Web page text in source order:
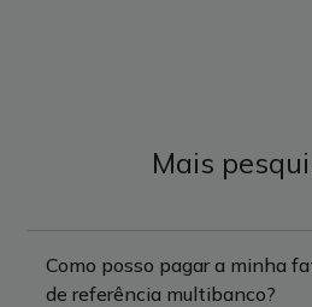
Mais
Como posso pagar a minha
de referência multibanco?